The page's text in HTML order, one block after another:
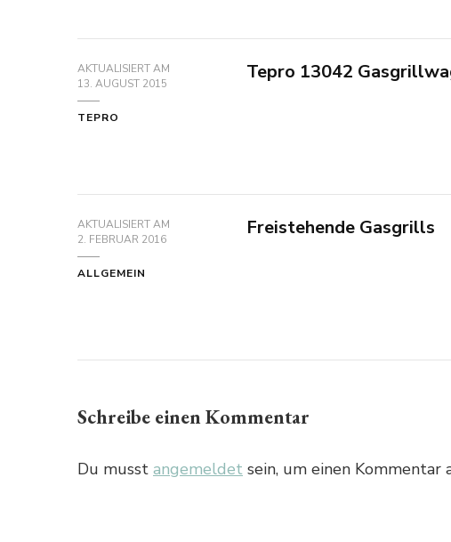
AKTUALISIERT AM
13. AUGUST 2015
TEPRO
Tepro 13042
AKTUALISIERT AM
2. FEBRUAR 2016
ALLGEMEIN
Freistehende Gasgrills
Schreibe einen Kommentar
Du musst angemeldet sein, um einen Kommentar